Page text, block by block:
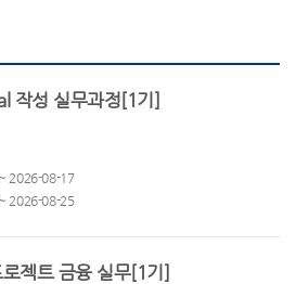
작성 실무과정[1기]
2026-08-17
2026-08-25
젝트 금융 실무[1기]